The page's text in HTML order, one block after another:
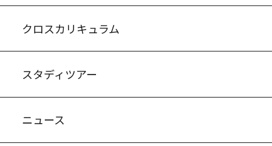
クロスカリキュラム
スタディツアー
ニュース